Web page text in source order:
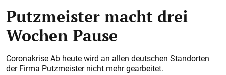
Putzmeister macht drei
Wochen Pause
Coronakrise Ab heute wird an allen deutschen Standorten
der Firma Putzmeister nicht mehr gearbeitet.